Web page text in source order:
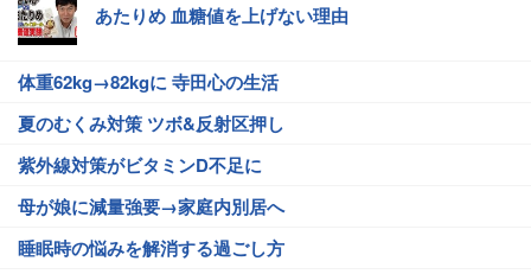
あたりめ 血糖値を上げない理由
体重62kg→82kgに 寺田心の生活
夏のむくみ対策 ツボ&反射区押し
紫外線対策がビタミンD不足に
母が娘に減量強要→家庭内別居へ
睡眠時の悩みを解消する過ごし方